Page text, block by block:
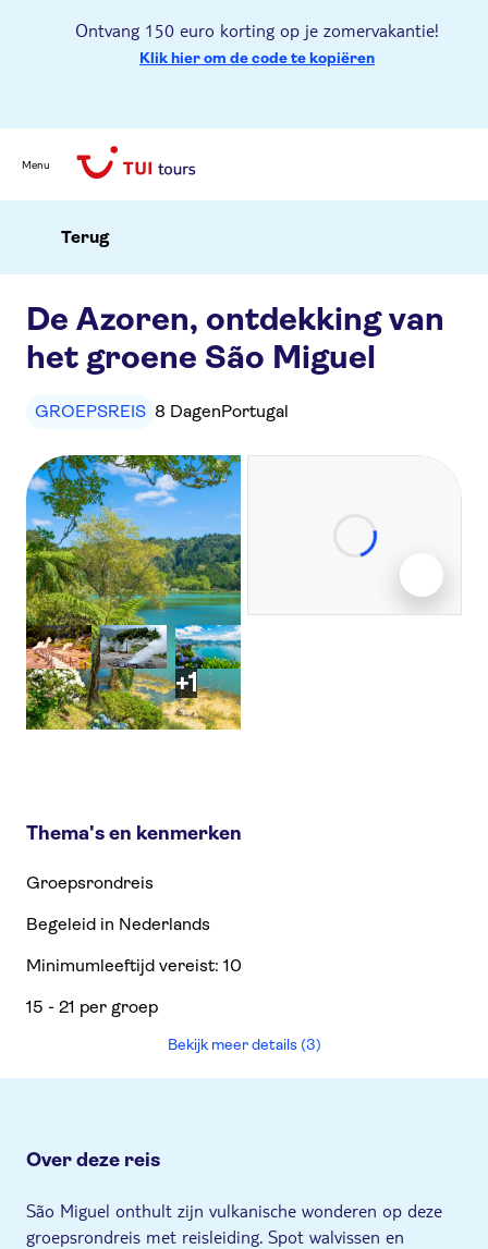
Ontvang 150 euro korting op je zomervakantie!
Klik hier om de code te kopiëren
Menu
Terug
De Azoren, ontdekking van
het groene São Miguel
GROEPSREIS 8 DagenPortugal
+1
Thema's en kenmerken
Groepsrondreis
Begeleid in Nederlands
Minimumleeftijd vereist: 10
15 - 21 per groep
Bekijk meer details (3)
Over deze reis
São Miguel onthult zijn vulkanische wonderen op deze
groepsrondreis met reisleiding. Spot walvissen en